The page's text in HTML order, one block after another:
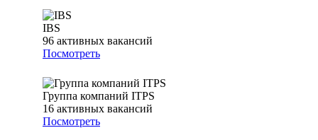
IBS
96 активных вакансий
Посмотреть
Группа компаний ITPS
16 активных вакансий
Посмотреть